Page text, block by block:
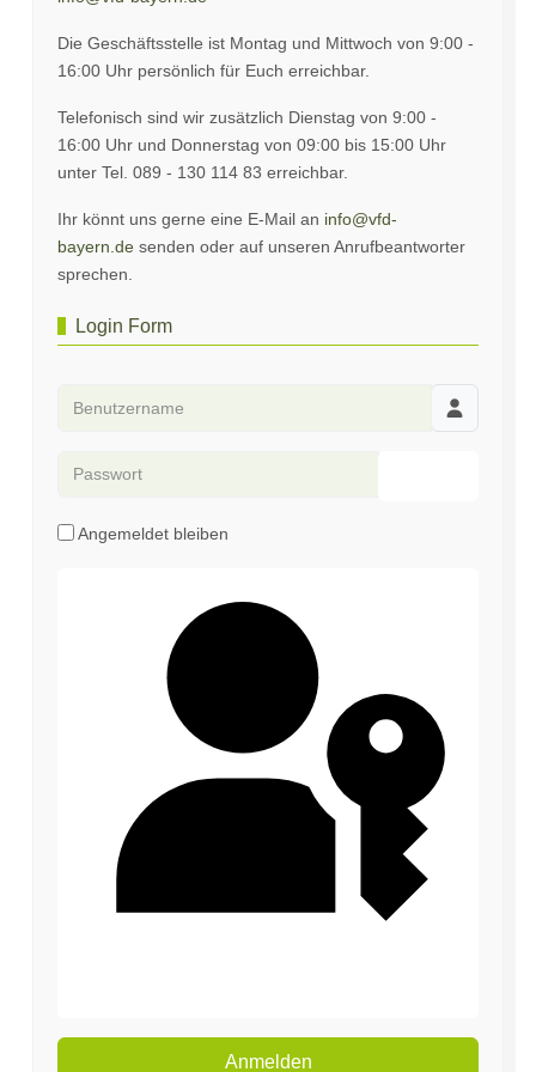
Die Geschäftsstelle ist Montag und Mittwoch von 9:00 -
16:00 Uhr persönlich für Euch erreichbar.
Telefonisch sind wir zusätzlich Dienstag von 9:00 -
16:00 Uhr und Donnerstag von 09:00 bis 15:00 Uhr
unter Tel. 089 - 130 114 83 erreichbar.
Ihr könnt uns gerne eine E-Mail an info@vfd-
bayern.de senden oder auf unseren Anrufbeantworter
sprechen.
Login Form
Angemeldet bleiben
Anmelden